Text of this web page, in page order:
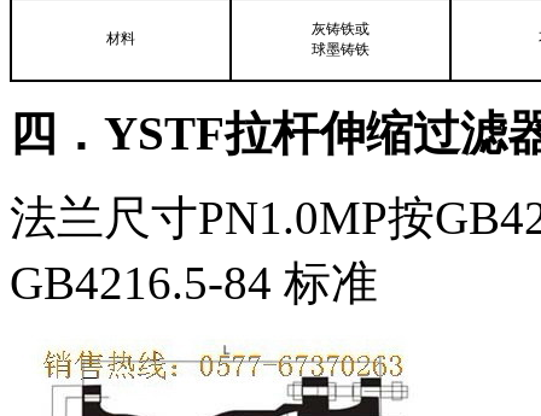
材料
灰铸铁或
球墨铸铁
四．YSTF拉杆伸缩过滤
法兰尺寸PN1.0MP按
GB4216.5-84 标准